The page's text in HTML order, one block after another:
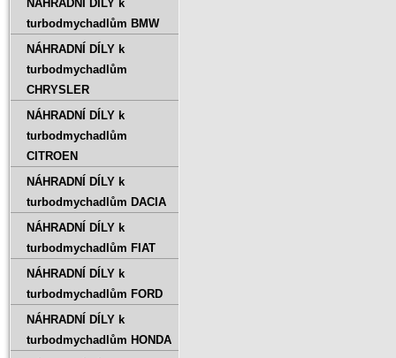
NÁHRADNÍ DÍLY k
turbodmychadlům BMW
NÁHRADNÍ DÍLY k
turbodmychadlům
CHRYSLER
NÁHRADNÍ DÍLY k
turbodmychadlům
CITROEN
NÁHRADNÍ DÍLY k
turbodmychadlům DACIA
NÁHRADNÍ DÍLY k
turbodmychadlům FIAT
NÁHRADNÍ DÍLY k
turbodmychadlům FORD
NÁHRADNÍ DÍLY k
turbodmychadlům HONDA